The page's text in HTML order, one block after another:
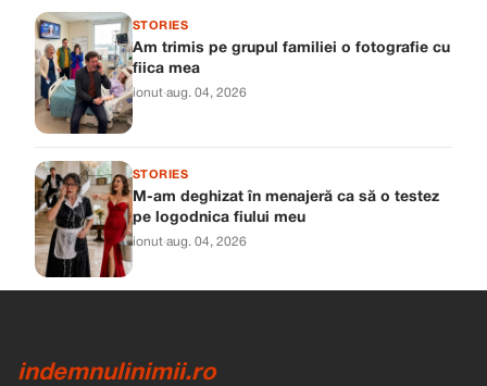
STORIES
Am trimis pe grupul familiei o fotografie cu
fiica mea
ionut·aug. 04, 2026
STORIES
M-am deghizat în menajeră ca să o testez
pe logodnica fiului meu
ionut·aug. 04, 2026
indemnulinimii.ro